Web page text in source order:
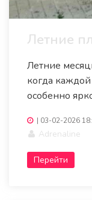
Летние
Летние
когда
особенно
| 03-02-2026
Adrenaline
Перейти